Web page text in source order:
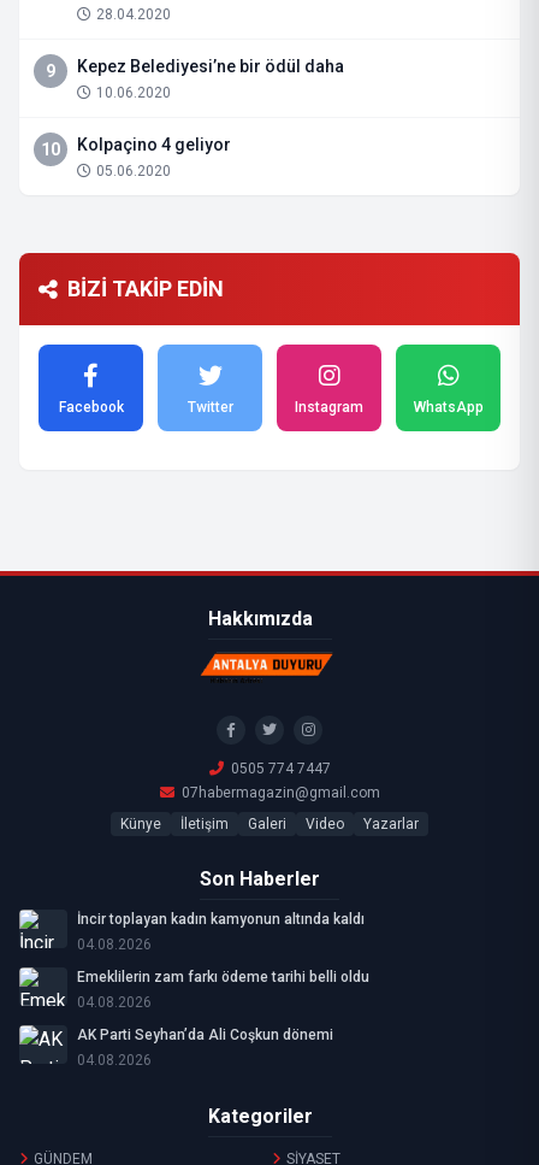
28.04.2020
9 Kepez Belediyesi’ne bir ödül daha
10.06.2020
10 Kolpaçino 4 geliyor
05.06.2020
BİZİ TAKİP EDİN
Facebook Twitter Instagram WhatsApp
Hakkımızda
0505 774 7447
07habermagazin@gmail.com
Künye
İletişim Galeri Video Yazarlar
Son Haberler
İncir toplayan kadın kamyonun altında kaldı
04.08.2026
Emeklilerin zam farkı ödeme tarihi belli oldu
04.08.2026
AK Parti Seyhan’da Ali Coşkun dönemi
04.08.2026
Kategoriler
GÜNDEM SİYASET